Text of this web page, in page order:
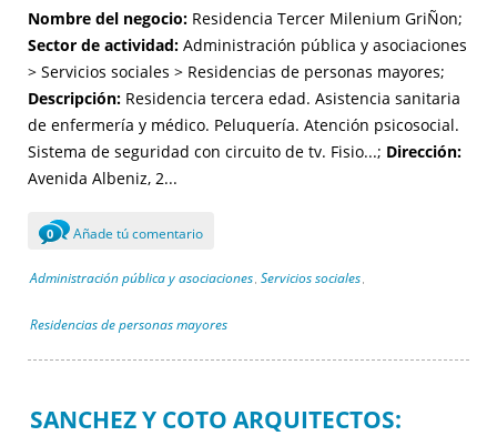
Nombre del negocio: Residencia Tercer Milenium GriÑon;
Sector de actividad: Administración pública y asociaciones
> Servicios sociales > Residencias de personas mayores;
Descripción: Residencia tercera edad. Asistencia sanitaria
de enfermería y médico. Peluquería. Atención psicosocial.
Sistema de seguridad con circuito de tv. Fisio...; Dirección:
Avenida Albeniz, 2...
0 Añade tú comentario
Administración pública y asociaciones , Servicios sociales ,
Residencias de personas mayores
SANCHEZ Y COTO ARQUITECTOS: